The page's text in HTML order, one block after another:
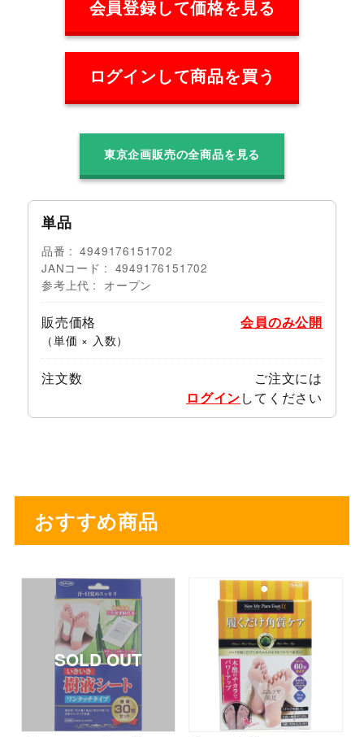
会員登録して価格を見る
ログインして商品を買う
東京企画販売の全商品を見る
単品
品番
4949176151702
JANコード
4949176151702
参考上代
オープン
販売価格
（単価 × 入数）
会員のみ公開
注文数
ご注文には
ログインしてください
おすすめ商品